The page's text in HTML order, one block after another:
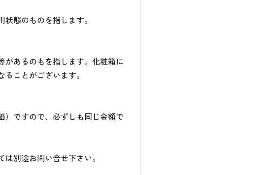
態のものを指します。
があるのもを指します。化粧箱に
ことがございます。
）ですので、必ずしも同じ金額で
別途お問い合せ下さい。